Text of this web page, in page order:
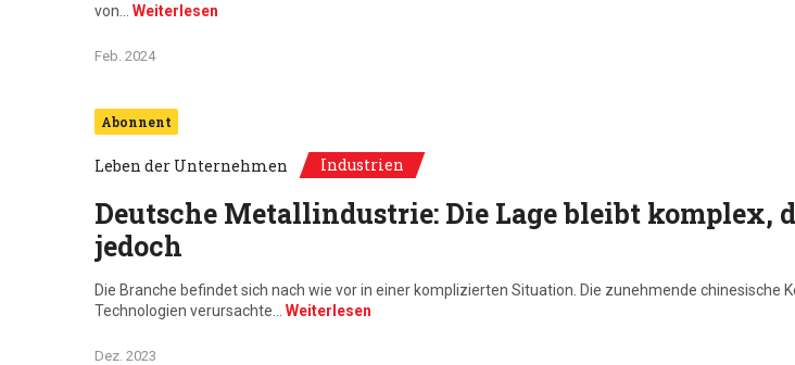
von… Weiterlesen
Feb. 2024
Abonnent
Leben der Unternehmen Industrien
Deutsche Metallindustrie: Die Lage bleibt komplex,
jedoch
Die Branche befindet sich nach wie vor in einer komplizierten Situation. Die zunehmende chinesische
Technologien verursachte… Weiterlesen
Dez. 2023